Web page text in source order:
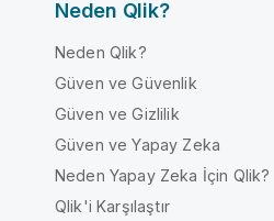
Neden Qlik?
Neden Qlik?
Güven ve Güvenlik
Güven ve Gizlilik
Güven ve Yapay Zeka
Neden Yapay Zeka İçin Qlik?
Qlik'i Karşılaştır